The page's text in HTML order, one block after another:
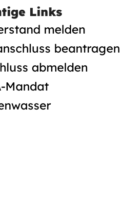
Links
melden
beantragen
abmelden
Mandat